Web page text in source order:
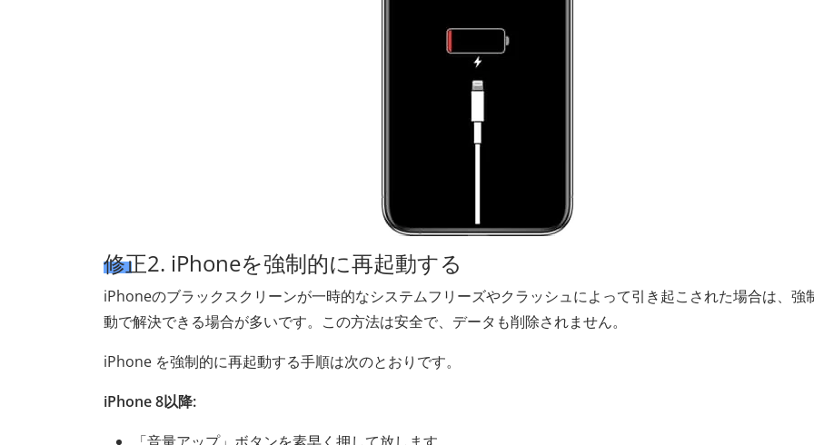
修正2. iPhoneを強制的に再起動する
iPhoneのブラックスクリーンが一時的なシステムフリーズやクラッシュによって引き起こされた場合は、強
動で解決できる場合が多いです。この方法は安全で、データも削除されません。
iPhone を強制的に再起動する手順は次のとおりです。
iPhone 8以降: